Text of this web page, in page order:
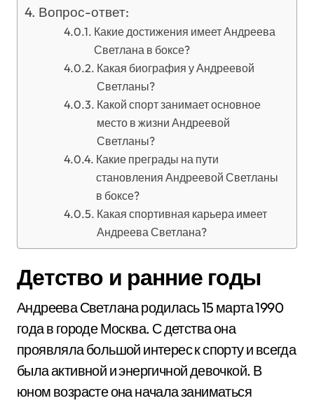
Вопрос-ответ:
Какие достижения имеет Андреева
Светлана в боксе?
Какая биография у Андреевой
Светланы?
Какой спорт занимает основное
место в жизни Андреевой
Светланы?
Какие преграды на пути
становления Андреевой Светланы
в боксе?
Какая спортивная карьера имеет
Андреева Светлана?
Детство и ранние годы
Андреева Светлана родилась 15 марта 1990
года в городе Москва. С детства она
проявляла большой интерес к спорту и всегда
была активной и энергичной девочкой. В
юном возрасте она начала заниматься